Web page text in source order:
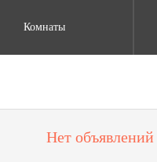
Комнаты
Нет